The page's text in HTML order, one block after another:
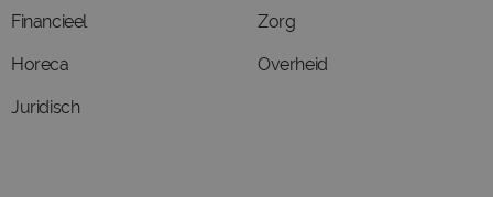
Financieel
Horeca
Juridisch
Zorg
Overheid